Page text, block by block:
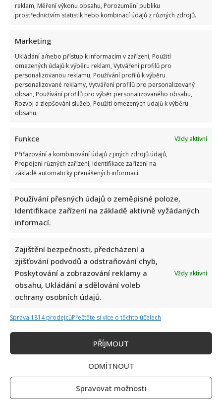
reklam, Měření výkonu obsahu, Porozumění publiku
prostřednictvím statistik nebo kombinací údajů z různých zdrojů.
Marketing
Ukládání a/nebo přístup k informacím v zařízení, Použití
omezených údajů k výběru reklam, Vytváření profilů pro
personalizovanou reklamu, Používání profilů k výběru
personalizované reklamy, Vytváření profilů pro personalizovaný
obsah, Používání profilů pro výběr personalizovaného obsahu,
Rozvoj a zlepšování služeb, Použití omezených údajů k výběru
obsahu.
Funkce
Vždy aktivní
Přiřazování a kombinování údajů z jiných zdrojů údajů,
Propojení různých zařízení, Identifikace zařízení na
základě automaticky přenášených informací.
Používání přesných údajů o zeměpisné poloze,
Identifikace zařízení na základě aktivně vyžádaných
informací.
Zajištění bezpečnosti, předcházení a
zjišťování podvodů a odstraňování chyb,
Poskytování a zobrazování reklamy a
obsahu, Ukládání a sdělování voleb
ochrany osobních údajů.
Vždy aktivní
Správa 1814 prodejcůPřečtěte si více o těchto účelech
PŘÍJMOUT
ODMÍTNOUT
Spravovat možnosti
Test vědomostí o lidském těle: Kdo získá 10 z 10 bodů,
pamatuje si biologii ze základní školy dokonale
Nejhezčí česká herečka roku 2026: Do úzkého výběru se
dostalo jen 5 jmen. Sandeva i Geislerová měly jistotu
jde stále o velmi prostorný 4+1
Petr Rychlý slaví 61 let: Už nějakou dobu tu však vůbec
nemusel být. Za svůj život vděčí manželce